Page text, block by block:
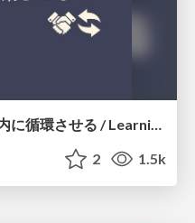
コミュニティでの学びを社内に循環させる / Learning the community inside the company
2 1.5k